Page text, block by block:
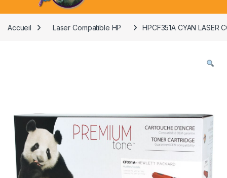
Accueil Laser Compatible HP HPCF351A CYAN LASER